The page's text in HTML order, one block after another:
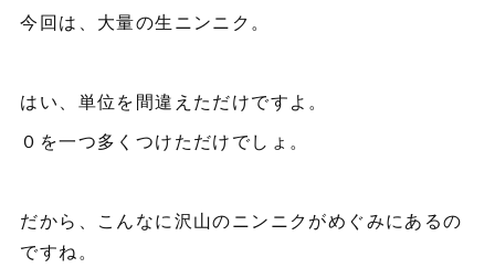
今回は、大量の生ニンニク。
はい、単位を間違えただけですよ。
０を一つ多くつけただけでしょ。
だから、こんなに沢山のニンニクがめぐみにあるの
ですね。